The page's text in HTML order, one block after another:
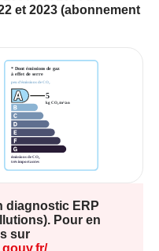
énergies sont
et 2023.
auxquels ce bien
le site Géorisques
et 2023 (abonnement
diagnostic ERP
Pour en
sur